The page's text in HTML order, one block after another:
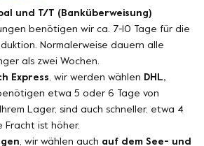
und T/T (Banküberweisung)
benötigen wir ca. 7-10 Tage für die
Normalerweise dauern alle
als zwei Wochen.
Express, wir werden wählen DHL,
etwa 5 oder 6 Tage von
Lager, sind auch schneller, etwa 4
Fracht ist höher.
, wir wählen auch auf dem See- und